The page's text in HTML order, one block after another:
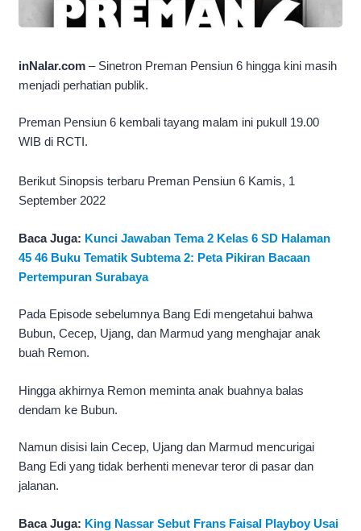
inNalar.com – Sinetron Preman Pensiun 6 hingga kini masih
menjadi perhatian publik.
Preman Pensiun 6 kembali tayang malam ini pukull 19.00
WIB di RCTI.
Berikut Sinopsis terbaru Preman Pensiun 6 Kamis, 1
September 2022
Baca Juga: Kunci Jawaban Tema 2 Kelas 6 SD Halaman
45 46 Buku Tematik Subtema 2: Peta Pikiran Bacaan
Pertempuran Surabaya
Pada Episode sebelumnya Bang Edi mengetahui bahwa
Bubun, Cecep, Ujang, dan Marmud yang menghajar anak
buah Remon.
Hingga akhirnya Remon meminta anak buahnya balas
dendam ke Bubun.
Namun disisi lain Cecep, Ujang dan Marmud mencurigai
Bang Edi yang tidak berhenti menevar teror di pasar dan
jalanan.
Baca Juga: King Nassar Sebut Frans Faisal Playboy Usai